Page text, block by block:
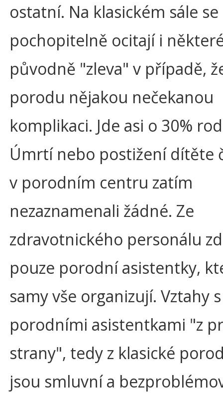
ostatní. Na klasickém sále se
pochopitelně ocitají i
původně "zleva" v případě,
porodu nějakou nečekanou
komplikaci. Jde asi o 30%
Úmrtí nebo postižení dítěte
v porodním centru zatím
nezaznamenali žádné. Ze
zdravotnického personálu
pouze porodní asistentky,
samy vše organizují. Vztahy
porodními asistentkami "z
strany", tedy z klasické
jsou smluvní a